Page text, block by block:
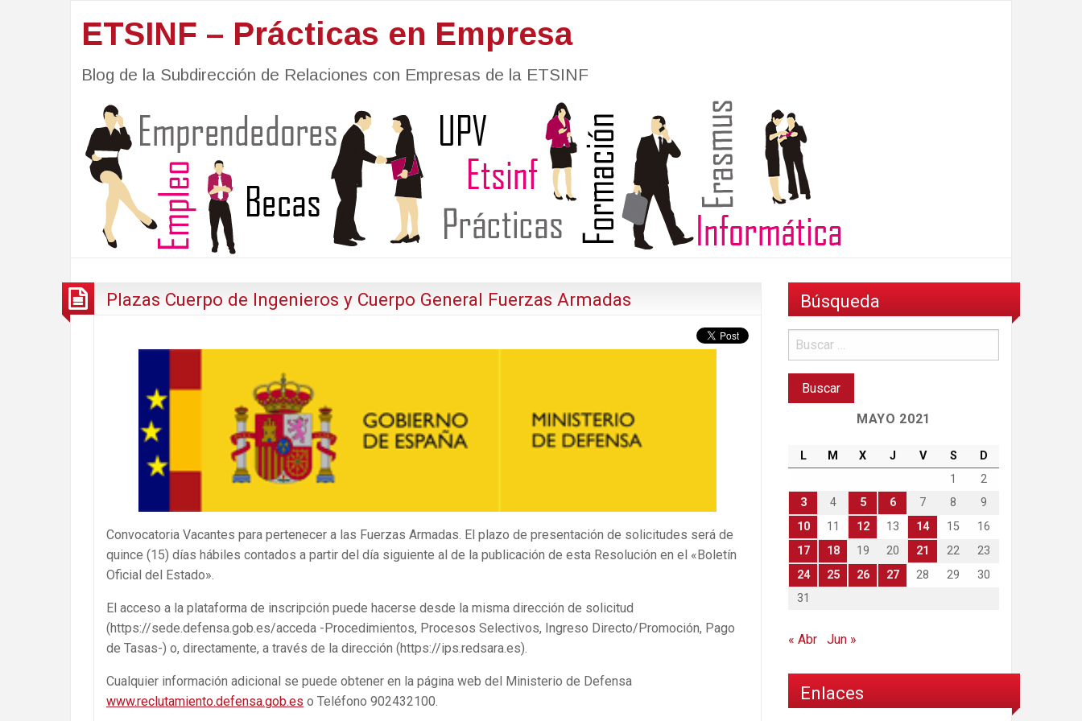
ETSINF – Prácticas en Empresa
Blog de la Subdirección de Relaciones con Empresas de la ETSINF
Plazas Cuerpo de Ingenieros y Cuerpo General Fuerzas Armadas
Convocatoria Vacantes para pertenecer a las Fuerzas Armadas. El plazo de presentación de solicitudes será de
quince (15) días hábiles contados a partir del día siguiente al de la publicación de esta Resolución en el «Boletín
Oficial del Estado».
El acceso a la plataforma de inscripción puede hacerse desde la misma dirección de solicitud
(https://sede.defensa.gob.es/acceda -Procedimientos, Procesos Selectivos, Ingreso Directo/Promoción, Pago
de Tasas-) o, directamente, a través de la dirección (https://ips.redsara.es).
Cualquier información adicional se puede obtener en la página web del Ministerio de Defensa
www.reclutamiento.defensa.gob.es o Teléfono 902432100.
Búsqueda
MAYO 2021
L M X J V S
D
1
2
3
4 5 6 7 8
9
10
11 12 13 14 15
16
17
18 19 20 21 22
23
24
25 26 27 28 29
30
31
« Abr Jun »
Enlaces